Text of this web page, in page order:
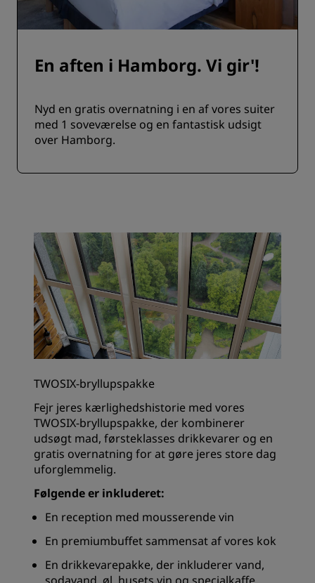
En aften i Hamborg. Vi gir'!
Nyd en gratis overnatning i en af vores suiter
med 1 soveværelse og en fantastisk udsigt
over Hamborg.
TWOSIX-bryllupspakke
Fejr jeres kærlighedshistorie med vores
TWOSIX-bryllupspakke, der kombinerer
udsøgt mad, førsteklasses drikkevarer og en
gratis overnatning for at gøre jeres store dag
uforglemmelig.
Følgende er inkluderet:
En reception med mousserende vin
En premiumbuffet sammensat af vores kok
En drikkevarepakke, der inkluderer vand,